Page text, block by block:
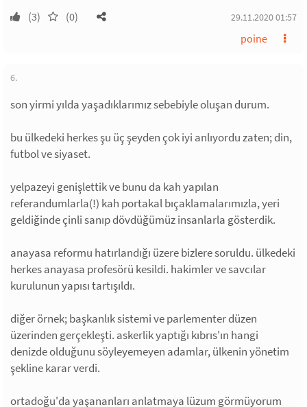
(3) (0) 29.11.2020 01:57
poine
6.
son yirmi yılda yaşadıklarımız sebebiyle oluşan durum.
bu ülkedeki herkes şu üç şeyden çok iyi anlıyordu zaten; din,
futbol ve siyaset.
yelpazeyi genişlettik ve bunu da kah yapılan
referandumlarla(!) kah portakal bıçaklamalarımızla, yeri
geldiğinde çinli sanıp dövdüğümüz insanlarla gösterdik.
anayasa reformu hatırlandığı üzere bizlere soruldu. ülkedeki
herkes anayasa profesörü kesildi. hakimler ve savcılar
kurulunun yapısı tartışıldı.
diğer örnek; başkanlık sistemi ve parlementer düzen
üzerinden gerçekleşti. askerlik yaptığı kıbrıs'ın hangi
denizde olduğunu söyleyemeyen adamlar, ülkenin yönetim
şekline karar verdi.
ortadoğu'da yaşananları anlatmaya lüzum görmüyorum